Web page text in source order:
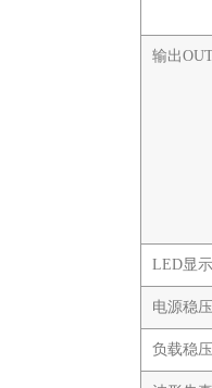
输出
LED
电源稳
负载稳